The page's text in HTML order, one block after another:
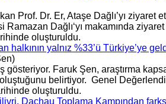
Prof. Dr. Er, Ataşe Dağlı’yı ziyaret
Ramazan Dağlı‘yı makamında
oluşturuldu.
halkının yalnız %33’ü Türkiye’ye
gösteriyor. Faruk Şen, araştırma
belirtiyor. Genel
oluşturuldu.
Dachau Toplama Kampından